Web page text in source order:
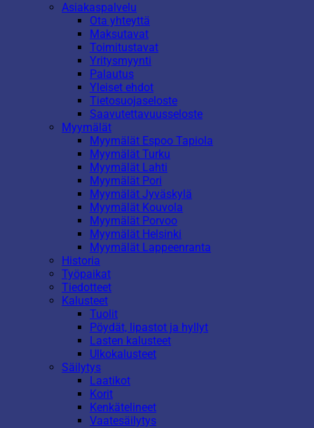
Asiakaspalvelu
Ota yhteyttä
Maksutavat
Toimitustavat
Yritysmyynti
Palautus
Yleiset ehdot
Tietosuojaseloste
Saavutettavuusseloste
Myymälät
Myymälät Espoo Tapiola
Myymälät Turku
Myymälät Lahti
Myymälät Pori
Myymälät Jyväskylä
Myymälät Kouvola
Myymälät Porvoo
Myymälät Helsinki
Myymälät Lappeenranta
Historia
Työpaikat
Tiedotteet
Kalusteet
Tuolit
Pöydät, lipastot ja hyllyt
Lasten kalusteet
Ulkokalusteet
Säilytys
Laatikot
Korit
Kenkätelineet
Vaatesäilytys